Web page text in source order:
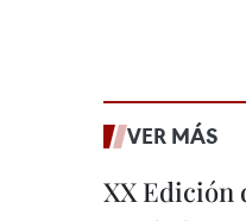
VER MÁS
XX Edición